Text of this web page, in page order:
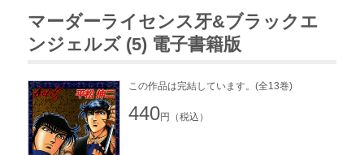
マーダーライセンス牙&ブラックエ
ンジェルズ (5) 電子書籍版
この作品は完結しています。(全13巻)
440円（税込）